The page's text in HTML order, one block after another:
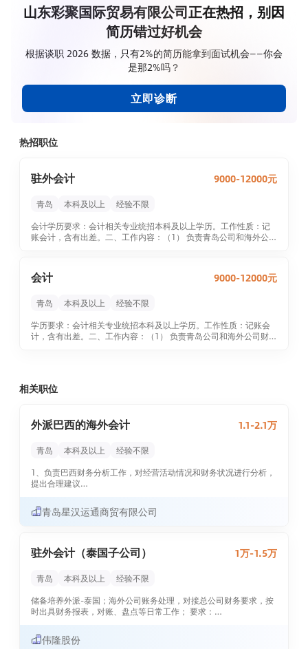
山东彩聚国际贸易有限公司正在热招，别因
简历错过好机会
根据谈职 2026 数据，只有2%的简历能拿到面试机会——你会
是那2%吗？
立即诊断
热招职位
驻外会计 9000-12000元
青岛 本科及以上
经验不限
会计学历要求：会计相关专业统招本科及以上学历。工作性质：记
账会计，含有出差。二、工作内容：（1） 负责青岛公司和海外公司
户管理、应收账款管理、客户授信控制等业务。（4） 负责到港产品
的清关费用、物流费用的审核处理。（5） 负责定期向公司总部汇报
1.0-...
会计 9000-12000元
青岛 本科及以上
经验不限
学历要求：会计相关专业统招本科及以上学历。工作性质：记账会
计，含有出差。二、工作内容：（1） 负责青岛公司和海外公司财务
作。三、薪资福利薪资：
相关职位
外派巴西的海外会计 1.1-2.1万
青岛 本科及以上
经验不限
1、负责巴西财务分析工作，对经营活动情况和财务状况进行分析，
提出合理建议
2.负责巴西子公司在执行过程中的资金、账务事宜，并定期向国内
上级汇报及反馈财务报表
4.协助巴西子公司会计核算合规、内控风险等自查审计
5.协助巴西子公司与国内公司的对账、结算等事宜
6.协助巴西子公司与国内公司支持部门之间对接工作，内部流程处
理工作
7.协...
青岛星汉运通商贸有限公司
驻外会计（泰国子公司） 1万-1.5万
青岛 本科及以上
经验不限
储备培养外派-泰国；海外公司账务处理，对接总公司财务要求，按
时出具财务报表，对账、盘点等日常工作； 要求：
1、本科及以上学历，财务专业
伟隆股份